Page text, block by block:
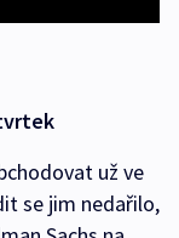
už ve
se jim nedařilo,